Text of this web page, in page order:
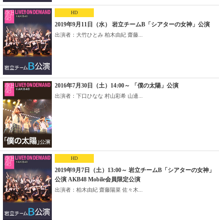
HD
2019年9月11日（水） 岩立チームB「シアターの女神」公演
出演者：大竹ひとみ 柏木由紀 齋藤...
2016年7月30日（土）14:00～ 「僕の太陽」公演
出演者：下口ひなな 村山彩希 山邊...
HD
2019年9月7日（土）13:00～ 岩立チームB「シアターの女神」
公演 AKB48 Mobile会員限定公演
出演者：柏木由紀 齋藤陽菜 佐々木...